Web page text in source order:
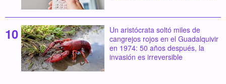
Un aristócrata soltó miles de
cangrejos rojos en el Guadalquivir
en 1974: 50 años después, la
invasión es irreversible